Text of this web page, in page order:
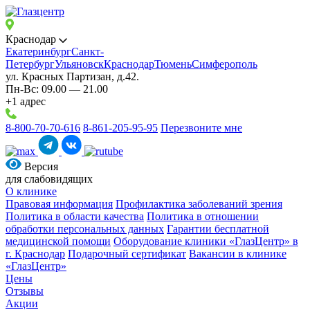
Краснодар
ЕкатеринбургСанкт-
ПетербургУльяновскКраснодарТюменьСимферополь
ул. Красных Партизан, д.42.
Пн-Вс: 09.00 — 21.00
+1 адрес
8-800-70-70-616 8-861-205-95-95 Перезвоните мне
Версия
для слабовидящих
О клинике
Правовая информация Профилактика заболеваний зрения
Политика в области качества Политика в отношении
обработки персональных данных Гарантии бесплатной
медицинской помощи Оборудование клиники «ГлазЦентр» в
г. Краснодар Подарочный сертификат Вакансии в клинике
«ГлазЦентр»
Цены
Отзывы
Акции